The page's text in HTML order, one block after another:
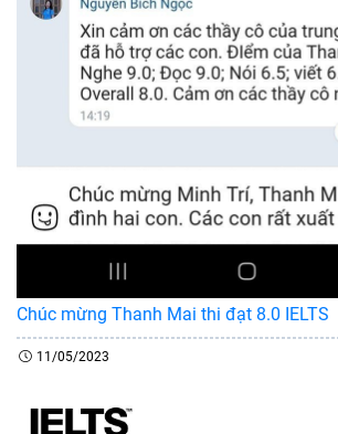
Chúc mừng Thanh Mai thi đạt 8.0 IELTS
11/05/2023